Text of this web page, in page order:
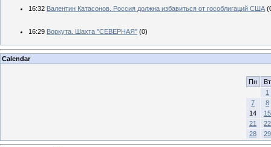
16:32 Валентин Катасонов. Россия должна избавиться от гособлигаций США
16:29 Воркута. Шахта "СЕВЕРНАЯ" (0)
Calendar
Пн
Вт
1
7
8
14
15
21
22
28
29